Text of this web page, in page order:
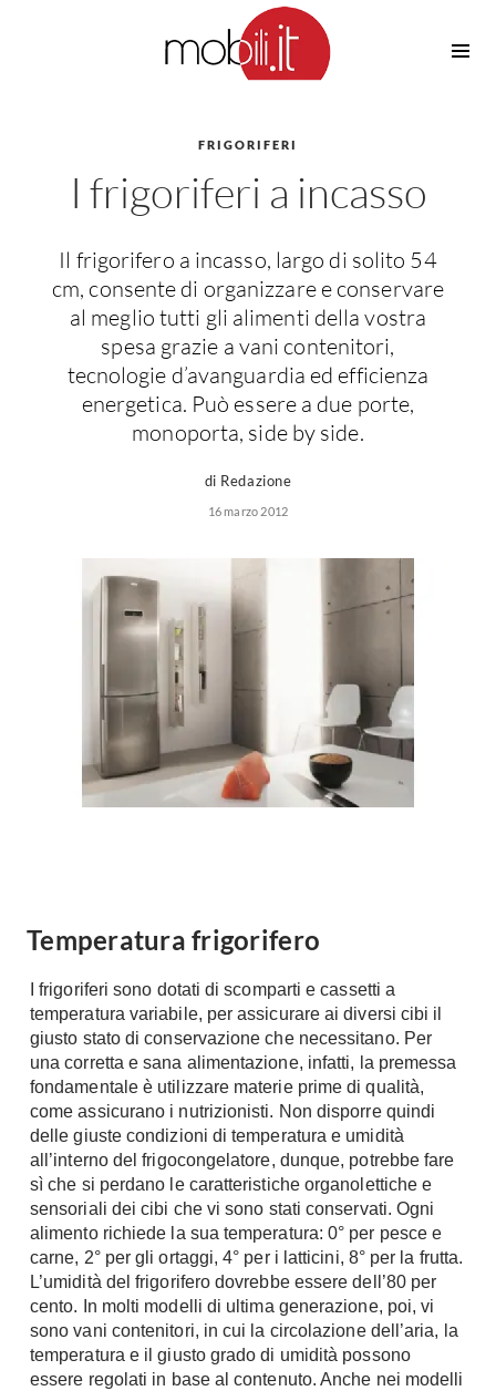
Cucine Moderne
Cucine Classiche
Cucine Country
Cucine Monoblocco
Consigli Cucine
Attrezzature Interne
Elettrodomestici
Frigoriferi
Lavastoviglie
Lavatrici
Asciugatrici
Elettrodomestici
Casalinghi
Moka
Bicchieri
Librerie
Vetrine
Pareti Attrezzate
Porta Tv
Contatti
Divani
Divani moderni
Divani classici
Poltrone
Poltroncine
Divanoletto
Chaise Longue
Divani Angolo
Casette in Legno
Ombrelloni
Pergole
Giardinaggio
Piante
Luce
Applique
Plafoniere
Riscaldamento
Caminetti
Stufe
Radiatori
Caldaie
Riscaldamento
Climatizzatore
Deumidificatori
Chiller
Pompe di calore
Ecologia
Geotermia
Case in Legno
Case Prefabbricate
Fotovoltaico
Riciclo
Energie Rinnovabili
Bioedilizia
Teleriscaldamento
FRIGORIFERI
I frigoriferi a incasso
Il frigorifero a incasso, largo di solito 54
cm, consente di organizzare e conservare
al meglio tutti gli alimenti della vostra
spesa grazie a vani contenitori,
tecnologie d’avanguardia ed efficienza
energetica. Può essere a due porte,
monoporta, side by side.
di Redazione
16 marzo 2012
Temperatura frigorifero
I frigoriferi sono dotati di scomparti e cassetti a
temperatura variabile, per assicurare ai diversi cibi il
giusto stato di conservazione che necessitano. Per
una corretta e sana alimentazione, infatti, la premessa
fondamentale è utilizzare materie prime di qualità,
come assicurano i nutrizionisti. Non disporre quindi
delle giuste condizioni di temperatura e umidità
all’interno del frigocongelatore, dunque, potrebbe fare
sì che si perdano le caratteristiche organolettiche e
sensoriali dei cibi che vi sono stati conservati. Ogni
alimento richiede la sua temperatura: 0° per pesce e
carne, 2° per gli ortaggi, 4° per i latticini, 8° per la frutta.
L’umidità del frigorifero dovrebbe essere dell’80 per
cento. In molti modelli di ultima generazione, poi, vi
sono vani contenitori, in cui la circolazione dell’aria, la
temperatura e il giusto grado di umidità possono
essere regolati in base al contenuto. Anche nei modelli